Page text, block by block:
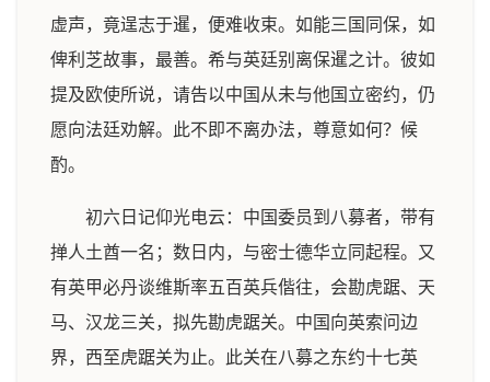
虚声，竟逞志于暹，便难收束。如能三国同保，如
俾利芝故事，最善。希与英廷别离保暹之计。彼如
提及欧使所说，请告以中国从未与他国立密约，仍
愿向法廷劝解。此不即不离办法，尊意如何？候
酌。
初六日记仰光电云：中国委员到八募者，带有
掸人土酋一名；数日内，与密士德华立同起程。又
有英甲必丹谈维斯率五百英兵偕往，会勘虎踞、天
马、汉龙三关，拟先勘虎踞关。中国向英索问边
界，西至虎踞关为止。此关在八募之东约十七英